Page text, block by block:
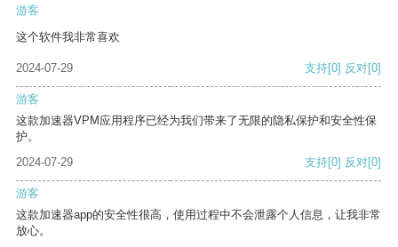
游客
这个软件我非常喜欢
2024-07-29 支持[0] 反对[0]
游客
这款加速器VPM应用程序已经为我们带来了无限的隐私保护和安全性保
护。
2024-07-29
支持[0] 反对[0]
游客
这款加速器app的安全性很高，使用过程中不会泄露个人信息，让我非常
放心。